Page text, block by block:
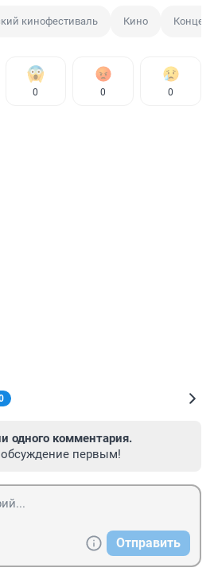
кинофестиваль Кино Концерт
0 0 0
одного комментария.
первым!
Отправить